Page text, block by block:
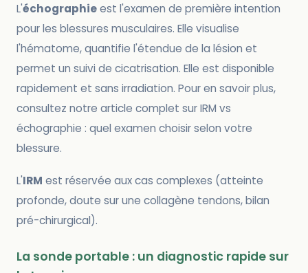
L'échographieest l'examen de première intention
pour les blessures musculaires. Elle visualise
l'hématome, quantifie l'étendue de la lésion et
permet un suivi de cicatrisation. Elle est disponible
rapidement et sans irradiation. Pour en savoir plus,
consultez notre article complet sur IRM vs
échographie : quel examen choisir selon votre
blessure.
L'IRM est réservée aux cas complexes (atteinte
profonde, doute sur une collagène tendons, bilan
pré-chirurgical).
La sonde portable : un diagnostic rapide sur